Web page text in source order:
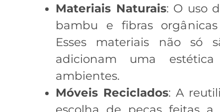
Materiais Naturais: O uso
bambu e fibras
Esses materiais não só
adicionam uma
ambientes.
Móveis Reciclados: A